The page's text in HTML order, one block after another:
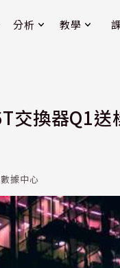
分析 教學
交換器Q1
據中心